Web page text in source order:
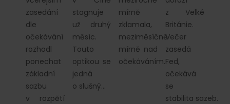
zasedání
dle
očekávání
rozhodl
ponechat
základní
sazbu
v rozpětí
stagnuje
už druhý
měsíc.
Touto
optikou se
jedná
o slušný…
mírně
zklamala,
meziměsíčně
mírně nad
očekáváním.
z Velké
Británie.
Večer
zasedá
Fed,
očekává
se
stabilita sazeb.